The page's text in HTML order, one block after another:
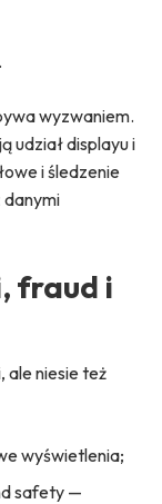
wyzwaniem.
udział displayu i
i śledzenie
fraud i
ale niesie też
wyświetlenia;
safety —